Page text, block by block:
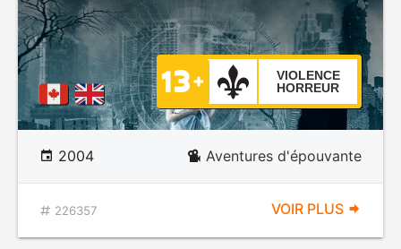
VIOLENCE
HORREUR
2004 Aventures d'épouvante
226357 VOIR PLUS